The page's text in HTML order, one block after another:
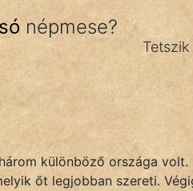
népmese?
Tetszik
különböző országa
őt legjobban szereti.